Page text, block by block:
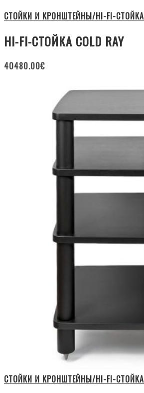
СТОЙКИ И КРОНШТЕЙНЫ/HI-FI-СТОЙКА
HI-FI-СТОЙКА COLD RAY
40480.00€
СТОЙКИ И КРОНШТЕЙНЫ/HI-FI-СТОЙКА